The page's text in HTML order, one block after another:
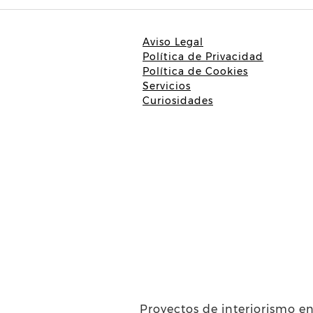
Aviso Legal
Política de Privacidad
Política de Cookies
Servicios
Curiosidades
Proyectos de interiorismo